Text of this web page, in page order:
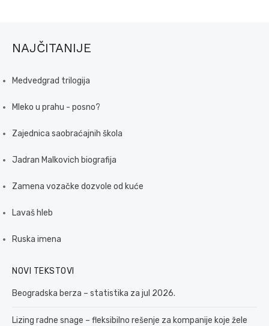
NAJČITANIJE
Medvedgrad trilogija
Mleko u prahu - posno?
Zajednica saobraćajnih škola
Jadran Malkovich biografija
Zamena vozačke dozvole od kuće
Lavaš hleb
Ruska imena
NOVI TEKSTOVI
Beogradska berza – statistika za jul 2026.
Lizing radne snage – fleksibilno rešenje za kompanije koje žele